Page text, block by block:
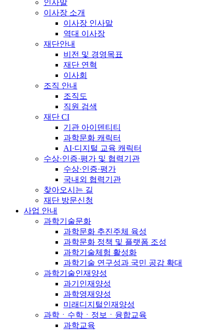
인사말
이사장 소개
이사장 인사말
역대 이사장
재단안내
비전 및 경영목표
재단 연혁
이사회
조직 안내
조직도
직원 검색
재단 CI
기관 아이덴티티
과학문화 캐릭터
AI·디지털 교육 캐릭터
수상·인증·평가 및 협력기관
수상·인증·평가
국내외 협력기관
찾아오시는 길
재단 방문신청
사업 안내
과학기술문화
과학문화 추진주체 육성
과학문화 정책 및 플랫폼 조성
과학기술체험 활성화
과학기술 연구성과 국민 공감 확대
과학기술인재양성
과기인재양성
과학영재양성
미래디지털인재양성
과학ㆍ수학ㆍ정보ㆍ융합교육
과학교육